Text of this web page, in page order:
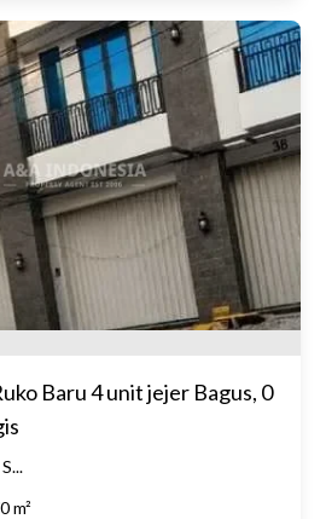
Baru 4 unit jejer Bagus, 0
m²